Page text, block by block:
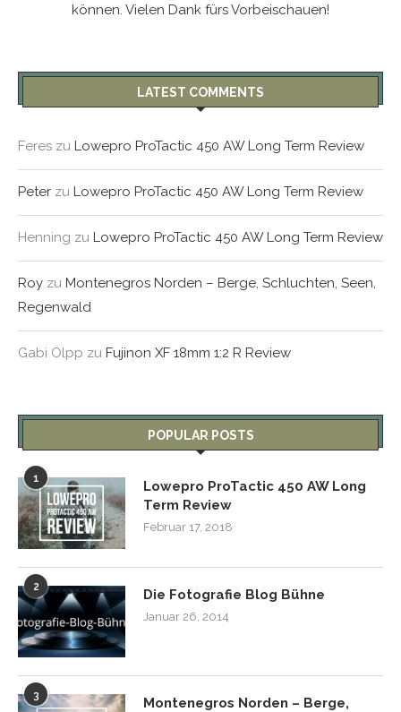
können. Vielen Dank fürs Vorbeischauen!
LATEST COMMENTS
Feres zu Lowepro ProTactic 450 AW Long Term Review
Peter zu Lowepro ProTactic 450 AW Long Term Review
Henning zu Lowepro ProTactic 450 AW Long Term Review
Roy zu Montenegros Norden – Berge, Schluchten, Seen,
Regenwald
Gabi Olpp zu Fujinon XF 18mm 1:2 R Review
POPULAR POSTS
1
Lowepro ProTactic 450 AW Long
Term Review
Februar 17, 2018
2 Die Fotografie Blog Bühne
Januar 26, 2014
3
Montenegros Norden – Berge,